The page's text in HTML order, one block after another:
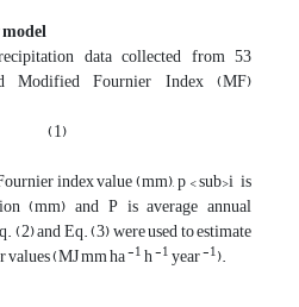
data collected from 53
Modified Fournier Index (MF)
index value (mm), p < sub>i is
(mm) and P is average annual
and Eq. (3) were used to estimate
(MJ mm ha-1h-1year-1).